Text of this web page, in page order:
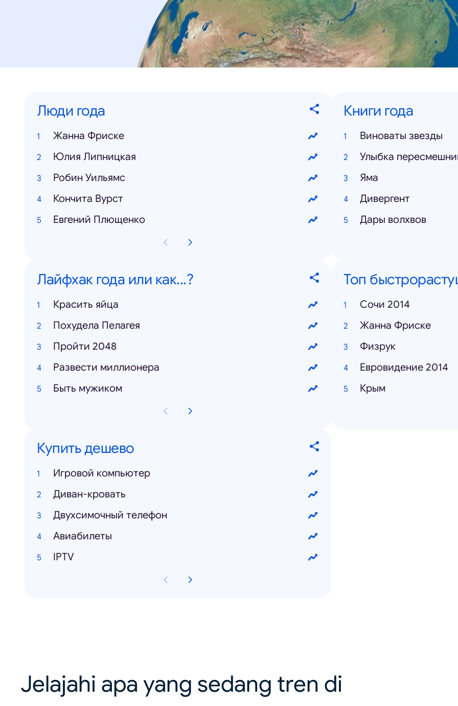
Люди года
Жанна Фриске
Юлия Липницкая
Робин Уильямс
Кончита Вурст
Евгений Плющенко
Книги года
Виноваты звезды
Улыбка
Яма
Дивергент
Дары волхвов
Лайфхак года или как...?
Красить яйца
Похудела Пелагея
Пройти 2048
Развести миллионера
Быть мужиком
Топ
Сочи 2014
Жанна Фриске
Физрук
Евровидение 2014
Крым
Купить дешево
Игровой компьютер
Диван-кровать
Двухсимочный телефон
Авиабилеты
IPTV
Jelajahi apa yang sedang tren di